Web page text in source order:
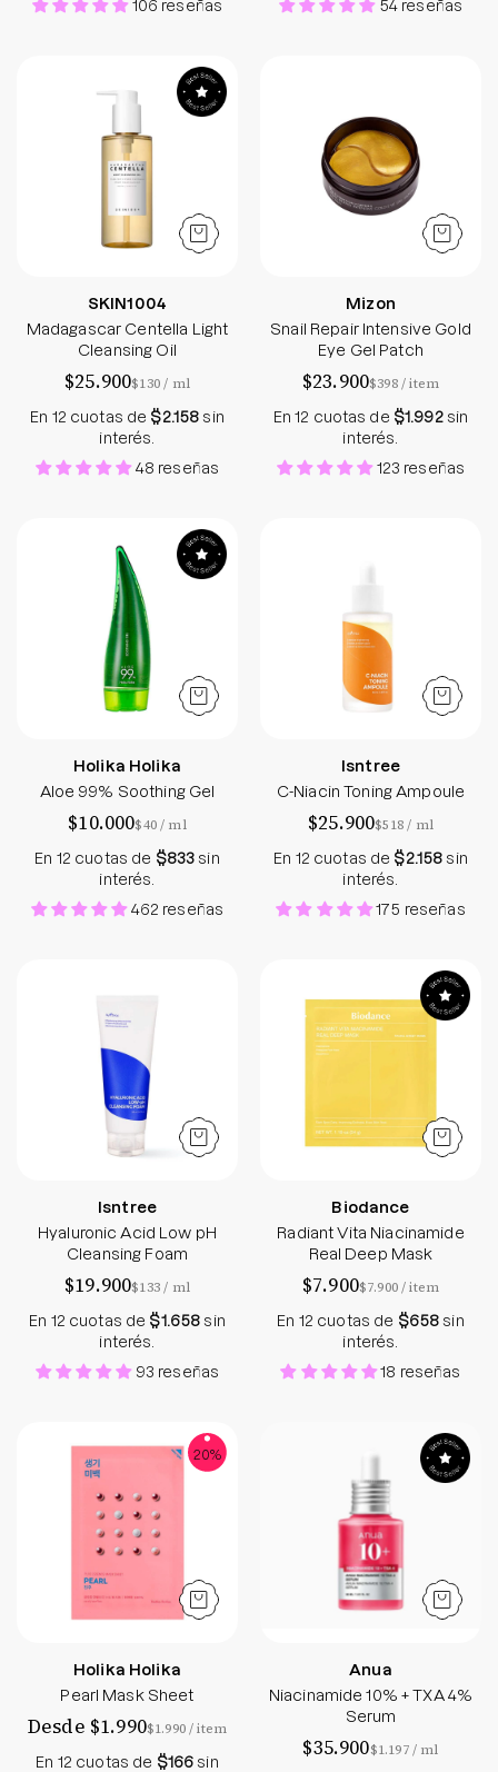
106 reseñas 54 reseñas
Madagascar Centella Light Cleansing Oil
SKIN1004
Madagascar Centella Light
Cleansing Oil
$25.900$130/ por
ml
En 12 cuotas de $2.158sin
interés.
48 reseñas
Mizon
Snail Repair Intensive Gold
Eye Gel Patch
$23.900$398/por
item
En 12 cuotas de $1.992sin
interés.
123 reseñas
Aloe 99% Soothing Gel - Holika Holika - Soko Box
Holika Holika
Aloe 99% Soothing Gel
$10.000$40/ por
ml
En 12 cuotas de $833sin
interés.
462 reseñas
Isntree
C-Niacin Toning Ampoule
$25.900$518/ por
ml
En 12 cuotas de $2.158sin
interés.
175 reseñas
Isntree
Hyaluronic Acid Low pH
Cleansing Foam
$19.900$133/ por
ml
En 12 cuotas de $1.658sin
interés.
93 reseñas
Radiant Vita
Biodance
Radiant Vita Niacinamide
Real Deep Mask
$7.900$7.900/por
item
En 12 cuotas de $658sin
interés.
18 reseñas
Pearl Mask Sheet - Holika Holika - Soko Box
20%
Holika Holika
Pearl Mask Sheet
Desde $1.990$1.990/por
item
En 12 cuotas de $166sin
Niacinamide
Anua
Niacinamide 10% + TXA 4%
Serum
$35.900$1.197/ por
ml